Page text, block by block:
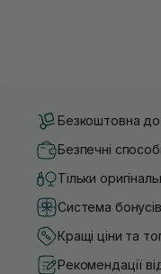
Безкоштовна
Безпечні
Тільки
Система
Кращі ціни та
Рекомендації